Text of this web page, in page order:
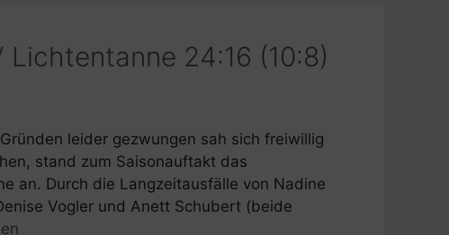
Lichtentanne 24:16 (10:8)
leider gezwungen sah sich freiwillig
stand zum Saisonauftakt das
an. Durch die Langzeitausfälle von Nadine
Vogler und Anett Schubert (beide